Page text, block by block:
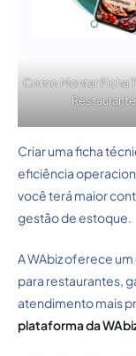
Como Montar Ficha
Criar uma ficha
eficiência
você terá maior
gestão de estoque.
A WAbiz oferece
para restaurantes,
atendimento mais
plataforma da